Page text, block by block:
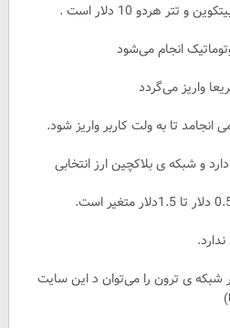
هردو 10 دلار است .
انجام می‌شود
واریز می‌گردد
تا به ولت کاربر واریز شود.
و شبکه ی بلاکچین ارز انتخابی
شبکه ی ترون را می‌توان د این سایت